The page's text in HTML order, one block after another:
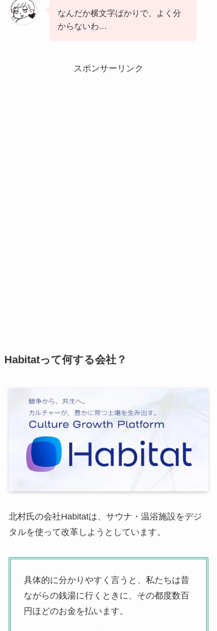
なんだか横文字ばかりで、よく分
からないわ…
スポンサーリンク
Habitatって何する会社？
北村氏の会社Habitatは、サウナ・温浴施設をデジ
タルを使って改革しようとしています。
具体的に分かりやすく言うと、私たちは昔
ながらの銭湯に行くときに、その都度数百
円ほどのお金を払います。